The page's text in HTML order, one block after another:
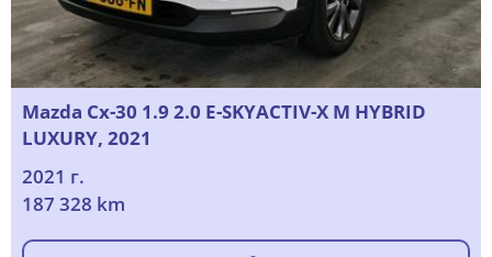
Mazda Cx-30 1.9 2.0 E-SKYACTIV-X M HYBRID
LUXURY, 2021
2021 г.
187 328 km